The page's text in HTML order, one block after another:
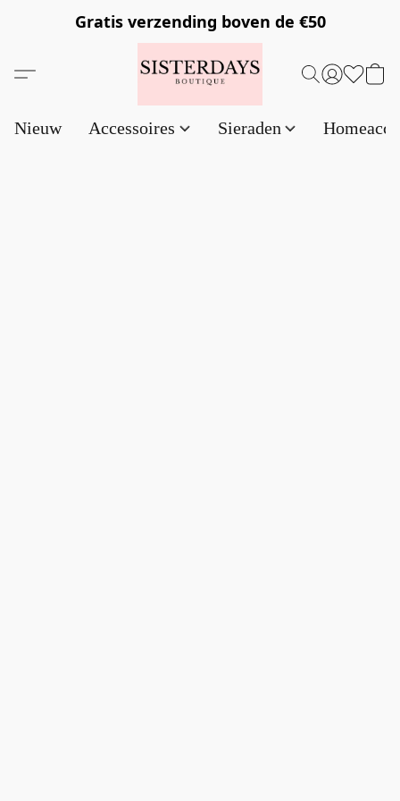
Gratis verzending boven de €50
Nieuw Accessoires Sieraden